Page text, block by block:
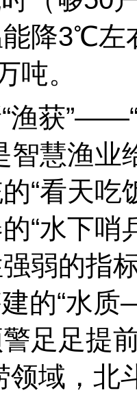
降3℃左
吨。
渔获
智慧渔
“看天吃
“水下哨
弱的指
的“水
足足提
领域，北